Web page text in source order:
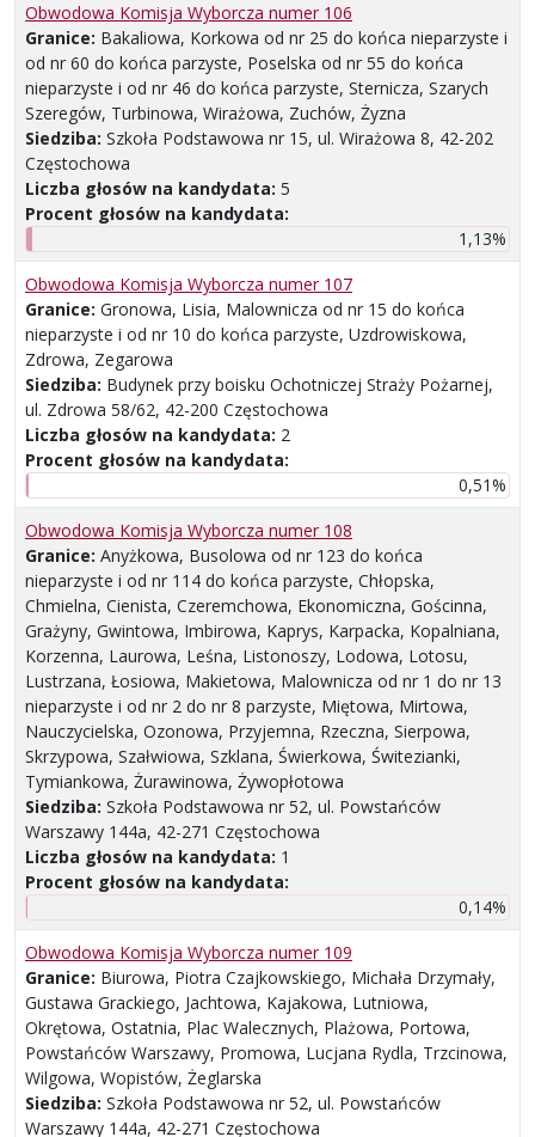
Obwodowa Komisja Wyborcza numer 106
Granice: Bakaliowa, Korkowa od nr 25 do końca nieparzyste i
od nr 60 do końca parzyste, Poselska od nr 55 do końca
nieparzyste i od nr 46 do końca parzyste, Sternicza, Szarych
Szeregów, Turbinowa, Wirażowa, Zuchów, Żyzna
Siedziba: Szkoła Podstawowa nr 15, ul. Wirażowa 8, 42-202
Częstochowa
Liczba głosów na kandydata: 5
Procent głosów na kandydata:
1,13%
Obwodowa Komisja Wyborcza numer 107
Granice: Gronowa, Lisia, Malownicza od nr 15 do końca
nieparzyste i od nr 10 do końca parzyste, Uzdrowiskowa,
Zdrowa, Zegarowa
Siedziba: Budynek przy boisku Ochotniczej Straży Pożarnej,
ul. Zdrowa 58/62, 42-200 Częstochowa
Liczba głosów na kandydata: 2
Procent głosów na kandydata:
0,51%
Obwodowa Komisja Wyborcza numer 108
Granice: Anyżkowa, Busolowa od nr 123 do końca
nieparzyste i od nr 114 do końca parzyste, Chłopska,
Chmielna, Cienista, Czeremchowa, Ekonomiczna, Gościnna,
Grażyny, Gwintowa, Imbirowa, Kaprys, Karpacka, Kopalniana,
Korzenna, Laurowa, Leśna, Listonoszy, Lodowa, Lotosu,
Lustrzana, Łosiowa, Makietowa, Malownicza od nr 1 do nr 13
nieparzyste i od nr 2 do nr 8 parzyste, Miętowa, Mirtowa,
Nauczycielska, Ozonowa, Przyjemna, Rzeczna, Sierpowa,
Skrzypowa, Szałwiowa, Szklana, Świerkowa, Świtezianki,
Tymiankowa, Żurawinowa, Żywopłotowa
Siedziba: Szkoła Podstawowa nr 52, ul. Powstańców
Warszawy 144a, 42-271 Częstochowa
Liczba głosów na kandydata: 1
Procent głosów na kandydata:
0,14%
Obwodowa Komisja Wyborcza numer 109
Granice: Biurowa, Piotra Czajkowskiego, Michała Drzymały,
Gustawa Grackiego, Jachtowa, Kajakowa, Lutniowa,
Okrętowa, Ostatnia, Plac Walecznych, Plażowa, Portowa,
Powstańców Warszawy, Promowa, Lucjana Rydla, Trzcinowa,
Wilgowa, Wopistów, Żeglarska
Siedziba: Szkoła Podstawowa nr 52, ul. Powstańców
Warszawy 144a, 42-271 Częstochowa